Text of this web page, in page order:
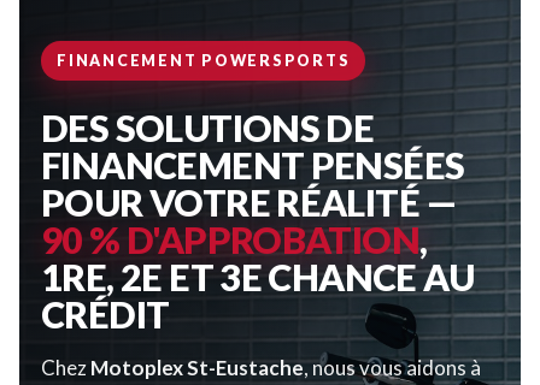
FINANCEMENT POWERSPORTS
DES SOLUTIONS DE
FINANCEMENT PENSÉES
POUR VOTRE RÉALITÉ —
90 % D'APPROBATION,
1RE, 2E ET 3E CHANCE AU
CRÉDIT
ChezMotoplex St-Eustache, nous vous aidons à